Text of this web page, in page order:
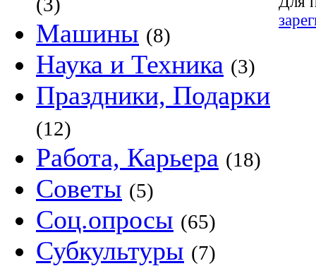
Машины (8)
Наука и Техника (3)
Праздники, Подарки
(12)
Работа, Карьера (18)
Советы (5)
Соц.опросы (65)
Субкультуры (7)